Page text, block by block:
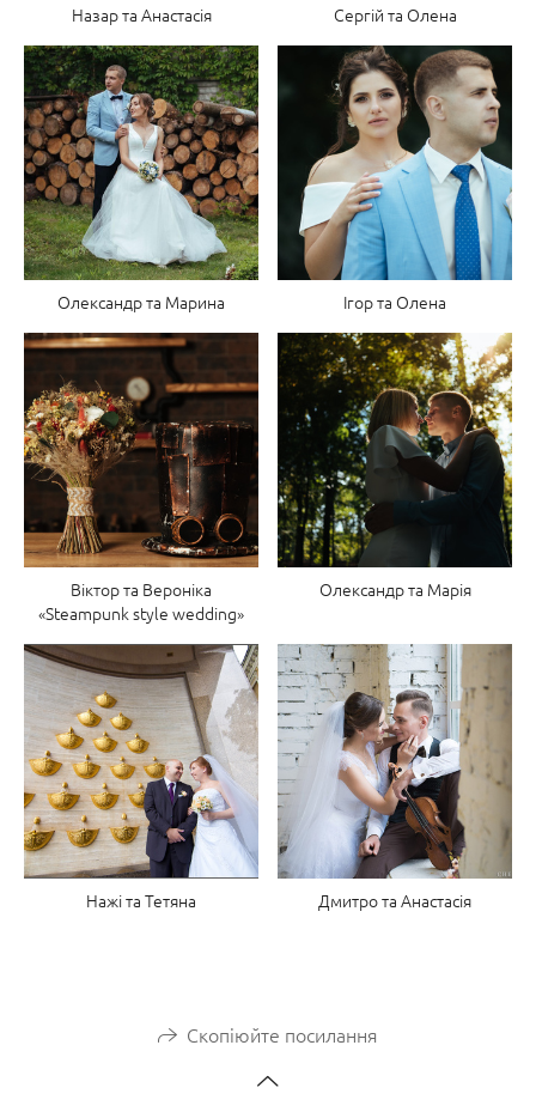
Назар та Анастасія Сергій та Олена
Олександр та Марина Ігор та Олена
Віктор та Вероніка
«Steampunk style wedding»
Олександр та Марія
Нажі та Тетяна Дмитро та Анастасія
Скопіюйте посилання